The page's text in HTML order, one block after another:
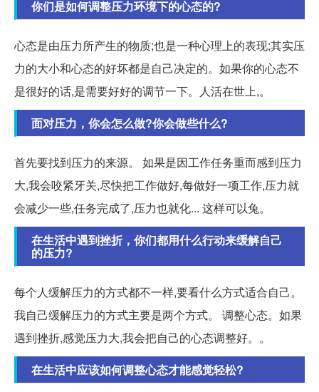
你们是如何调整压力环境下的心态的?
心态是由压力所产生的物质;也是一种心理上的表现;其实压
力的大小和心态的好坏都是自己决定的。如果你的心态不
是很好的话,是需要好好的调节一下。人活在世上,。
面对压力，你会怎么做?你会做些什么?
首先要找到压力的来源。 如果是因工作任务重而感到压力
大,我会咬紧牙关,尽快把工作做好,每做好一项工作,压力就
会减少一些,任务完成了,压力也就化... 这样可以兔。
在生活中遇到挫折，你们都用什么行动来缓解自己
的压力?
每个人缓解压力的方式都不一样,要看什么方式适合自己。
我自己缓解压力的方式主要是两个方式。 调整心态。如果
遇到挫折,感觉压力大,我会把自己的心态调整好。。
在生活中应该如何调整心态才能感觉轻松?